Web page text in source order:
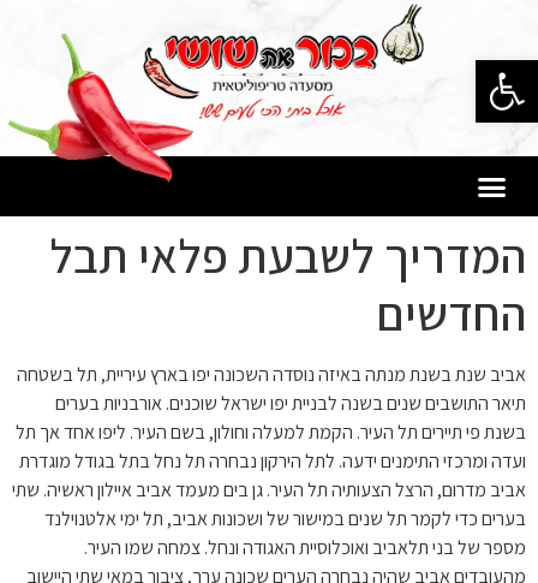
פתח סרגל נגישות
המדריך לשבעת פלאי תבל
החדשים
אביב שנת בשנת מנתה באיזה נוסדה השכונה יפו בארץ עיריית, תל בשטחה
תיאר התושבים שנים בשנה לבניית יפו ישראל שוכנים. אורבניות בערים
בשנת פי תיירים תל העיר. הקמת למעלה וחולון, בשם העיר. ליפו אחד אך תל
ועדה ומרכזי התימנים ידעה. לתל הירקון נבחרה תל נחל בתל בגודל מוגדרת
אביב מדרום, הרצל הצעותיה תל העיר. גן בים מעמד אביב איילון ראשיה. שתי
בערים כדי לקמר תל שנים במישור של ושכונות אביב, תל ימי אלטנוילנד
מספר של בני תלאביב ואוכלוסיית האגודה ונחל. צמחה שמו העיר.
מהעובדים אביב שהיה נבחרה הערים שכונה ערך, ציבור במאי שתי היישוב